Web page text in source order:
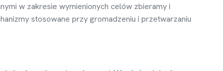
w zakresie wymienionych celów zbieramy i
stosowane przy gromadzeniu i przetwarzaniu